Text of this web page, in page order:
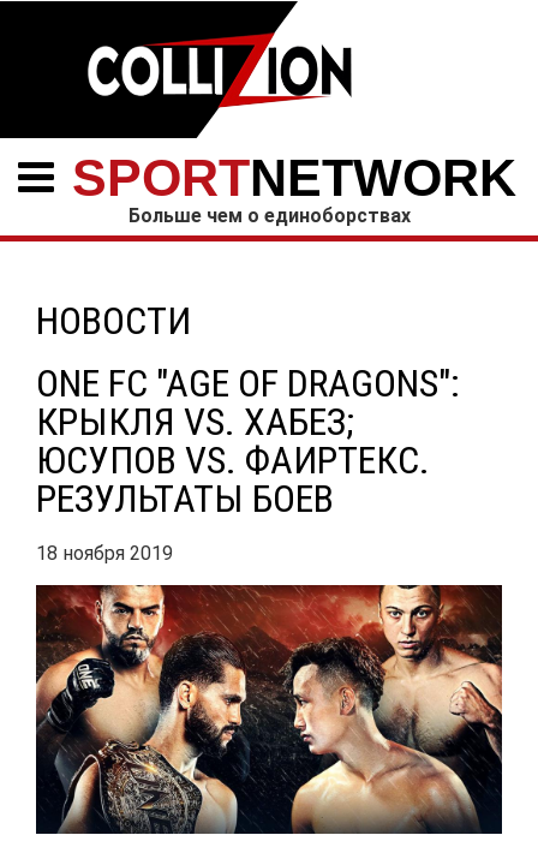
SPORTNETWORK
Больше чем о единоборствах
НОВОСТИ
ONE FC "AGE OF DRAGONS":
КРЫКЛЯ VS. ХАБЕЗ;
ЮСУПОВ VS. ФАИРТЕКС.
РЕЗУЛЬТАТЫ БОЕВ
18 ноября 2019